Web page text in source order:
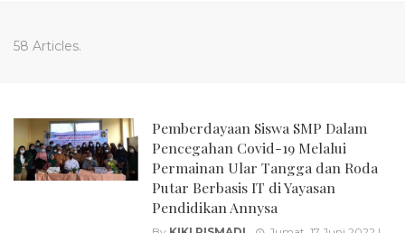
58 Articles.
Pemberdayaan Siswa SMP Dalam
Pencegahan Covid-19 Melalui
Permainan Ular Tangga dan Roda
Putar Berbasis IT di Yayasan
Pendidikan Annysa